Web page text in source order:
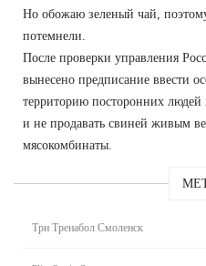
Но обожаю зеленый чай,
потемнели.
После проверки управления
вынесено предписание ввести
территорию посторонних людей
и не продавать свиней живым
мясокомбинаты.
Три Тренабол Смоленск